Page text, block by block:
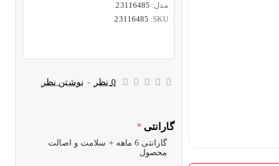
مدل: 23116485
SKU:
23116485
0 نظر - نوشتن نظر
گارانتی
گارانتی 6 ماهه + سلامت و اصالت
محصول